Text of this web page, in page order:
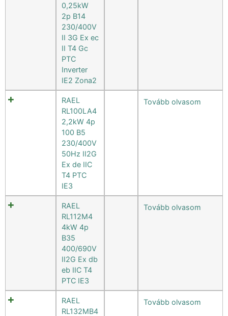
0,25kW
2p B14
230/400V
II 3G Ex ec
II T4 Gc
PTC
Inverter
IE2 Zona2
RAEL
RL100LA4
2,2kW 4p
100 B5
230/400V
50Hz II2G
Ex de IIC
T4 PTC
IE3
Tovább olvasom
RAEL
RL112M4
4kW 4p
B35
400/690V
II2G Ex db
eb IIC T4
PTC IE3
Tovább olvasom
RAEL
RL132MB4
Tovább olvasom